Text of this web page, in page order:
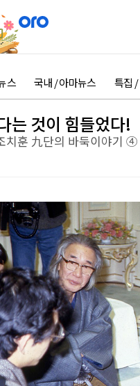
스 국내 / 아마뉴스 특집 /
는 것이 힘들었다!
치훈 九단의 바둑이야기 ④